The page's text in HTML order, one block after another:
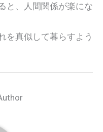
と、人間関係が楽にな
を真似して暮らすよう